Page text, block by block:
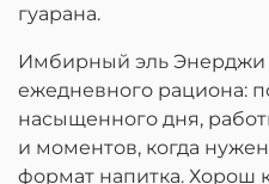
гуарана.
Имбирный эль Энерджи
ежедневного рациона:
насыщенного дня,
и моментов, когда
формат напитка. Хорош